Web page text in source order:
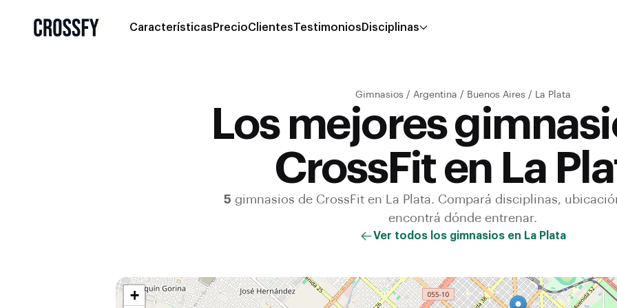
Características PrecioClientesTestimonios Disciplinas
Gimnasios / Argentina / Buenos Aires / La Plata
Los mejores
CrossFit en La
5 gimnasios de CrossFit en La Plata. Compará disciplinas,
encontrá dónde entrenar.
Ver todos los gimnasios en La Plata
+